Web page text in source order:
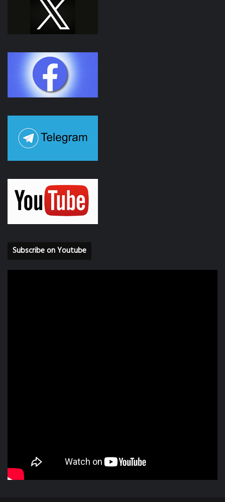
Subscribe on Youtube